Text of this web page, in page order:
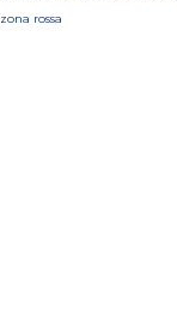
zona rossa